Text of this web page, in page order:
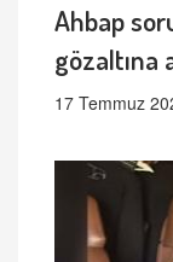
Ahbap
gözaltına
17 Temmuz